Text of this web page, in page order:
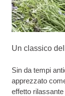
Un classico
Sin da tempi
apprezzato
effetto